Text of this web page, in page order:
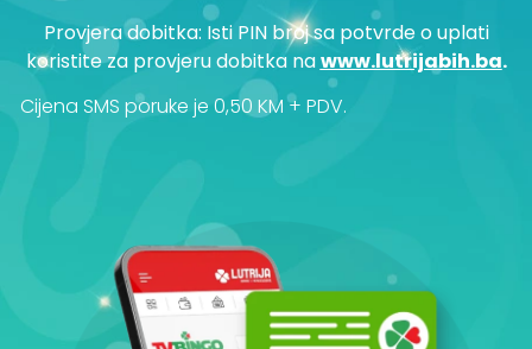
Provjera dobitka: Isti PIN broj sa potvrde o uplati
koristite za provjeru dobitka nawww.lutrijabih.ba.
Cijena SMS poruke je 0,50 KM + PDV.